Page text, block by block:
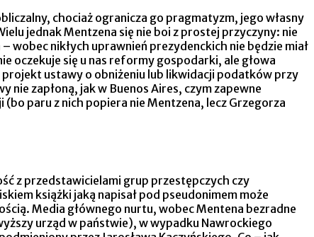
chociaż ogranicza go pragmatyzm, jego własny
jednak Mentzena się nie boi z prostej przyczyny: nie
wobec nikłych uprawnień prezydenckich nie będzie miał
oczekuje się u nas reformy gospodarki, ale głowa
projekt ustawy o obniżeniu lub likwidacji podatków przy
zapłoną, jak w Buenos Aires, czym zapewne
paru z nich popiera nie Mentzena, lecz Grzegorza
z przedstawicielami grup przestępczych czy
książki jaką napisał pod pseudonimem może
Media głównego nurtu, wobec Mentena bezradne
urząd w państwie), w wypadku Nawrockiego